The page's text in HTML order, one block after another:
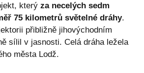
který za necelých sedm
75 kilometrů světelné dráhy.
přibližně jihovýchodním
sílil v jasnosti. Celá dráha ležela
města Lodž.